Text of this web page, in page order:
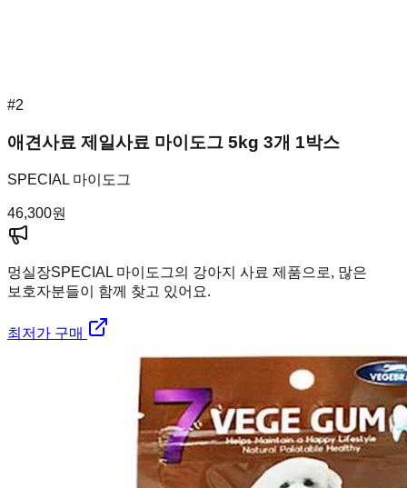
#2
애견사료 제일사료 마이도그 5kg 3개 1박스
SPECIAL 마이도그
46,300원
멍실장SPECIAL 마이도그의 강아지 사료 제품으로, 많은
보호자분들이 함께 찾고 있어요.
최저가 구매